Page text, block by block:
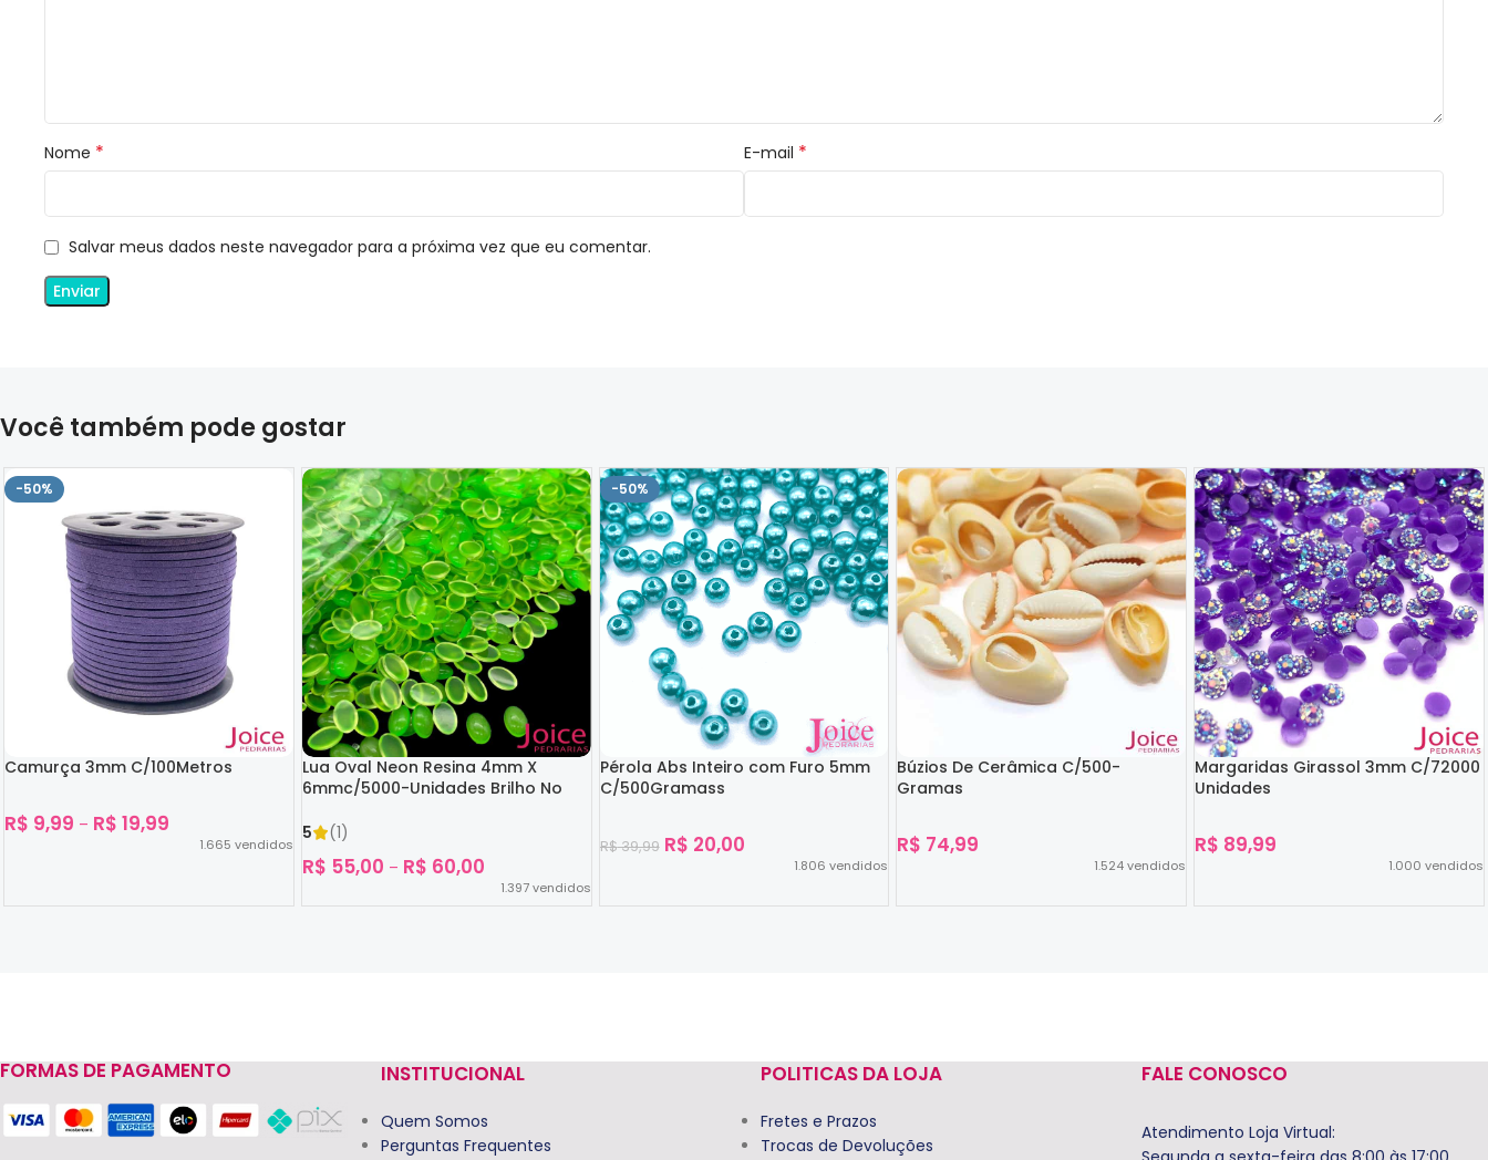
Nome * E-mail *
Salvar meus dados neste navegador para a próxima vez que eu comentar.
Você também pode gostar
-50%
Camurça 3mm C/100Metros
R$ 9,99 – R$ 19,99
1.665 vendidos
Lua Oval Neon Resina 4mm X
6mmc/5000-Unidades Brilho No
5
(1)
R$ 55,00 – R$ 60,00
1.397vendidos
-50%
Pérola Abs Inteiro com Furo 5mm
C/500Gramass
R$39,99 R$ 20,00
1.806 vendidos
Búzios De Cerâmica C/500-
Gramas
R$ 74,99
1.524vendidos
Margaridas Girassol 3mm C/72000
Unidades
R$ 89,99
1.000 vendidos
Read more
FORMAS DE PAGAMENTO INSTITUCIONAL
Quem Somos
Perguntas Frequentes
POLITICAS DA LOJA
Fretes e Prazos
Trocas de Devoluções
FALE CONOSCO
Atendimento Loja Virtual: